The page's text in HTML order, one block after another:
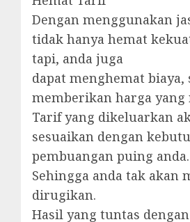
Dengan menggunakan
tidak hanya hemat
tapi, anda juga
dapat menghemat biaya,
memberikan harga
Tarif yang dikeluarkan
sesuaikan dengan
pembuangan puing anda.
Sehingga anda tak akan
dirugikan.
Hasil yang tuntas